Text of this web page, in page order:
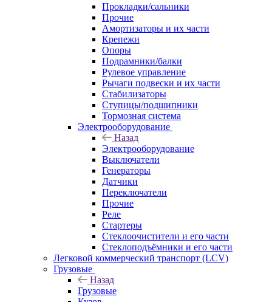
Прокладки/сальники
Прочие
Амортизаторы и их части
Крепежи
Опоры
Подрамники/балки
Рулевое управление
Рычаги подвески и их части
Стабилизаторы
Ступицы/подшипники
Тормозная система
Электрооборудование
Назад
Электрооборудование
Выключатели
Генераторы
Датчики
Переключатели
Прочие
Реле
Стартеры
Стеклоочистители и его части
Стеклоподъёмники и его части
Легковой коммерческий транспорт (LCV)
Грузовые
Назад
Грузовые